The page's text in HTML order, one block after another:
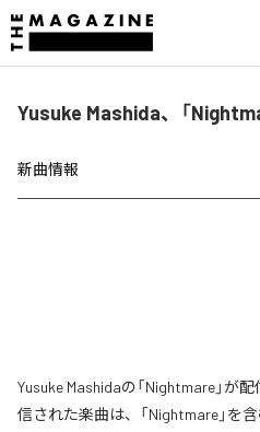
Yusuke Mashida、「
新曲情報
Yusuke Mashidaの「Nightmare」が
信された楽曲は、「Nightmare」を